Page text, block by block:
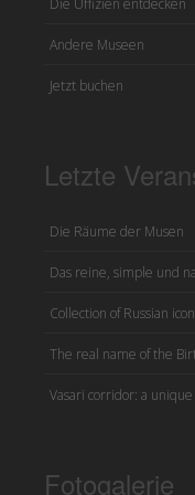
Die Uffizien entdecken
Andere Museen
Jetzt buchen
Letzte
Die Räume der Musen
Das reine, simple und
Collection of Russian
The real name of the
Vasari corridor: a
Fotogalerie